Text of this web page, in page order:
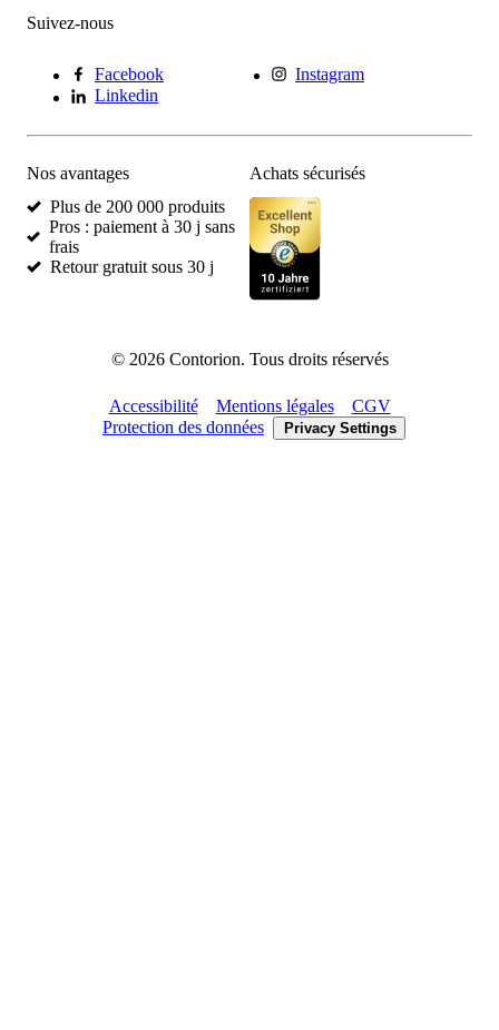
Suivez-nous
Facebook
Instagram
Linkedin
Nos avantages
Plus de 200 000 produits
Pros : paiement à 30 j sans
frais
Retour gratuit sous 30 j
Achats sécurisés
© 2026Contorion. Tous droits réservés
Accessibilité Mentions légales
CGV
Protection des données
Privacy Settings